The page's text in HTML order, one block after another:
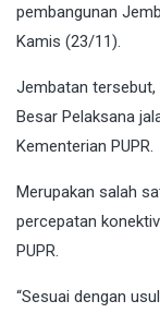
pembangunan
Kamis (23/11).
Jembatan tersebut,
Besar Pelaksana
Kementerian PUPR.
Merupakan salah
percepatan
PUPR.
“Sesuai dengan